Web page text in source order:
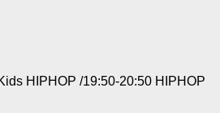
HIPHOP /19:50-20:50 HIPHOP